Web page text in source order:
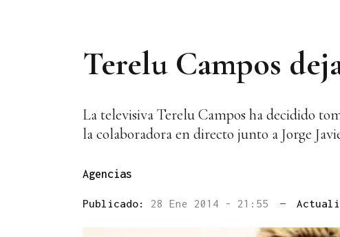
Terelu Campos
La televisiva Terelu Campos ha decidido
la colaboradora en directo junto a Jorge
Agencias
Publicado: 28 Ene 2014 - 21:55 —